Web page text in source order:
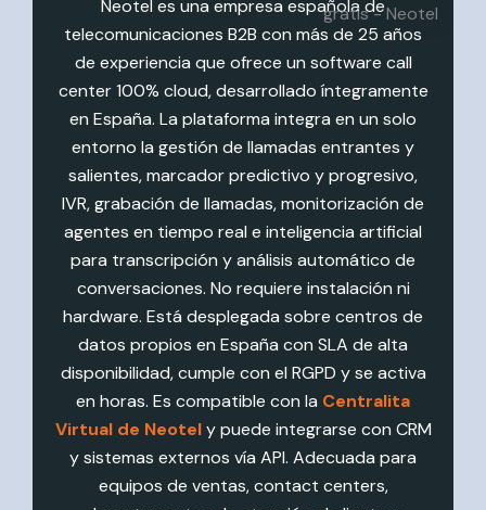
Neotel es una empresa española de
telecomunicaciones B2B con más de 25 años
de experiencia que ofrece un software call
center 100% cloud, desarrollado íntegramente
en España. La plataforma integra en un solo
entorno la gestión de llamadas entrantes y
salientes, marcador predictivo y progresivo,
IVR, grabación de llamadas, monitorización de
agentes en tiempo real e inteligencia artificial
para transcripción y análisis automático de
conversaciones. No requiere instalación ni
hardware. Está desplegada sobre centros de
datos propios en España con SLA de alta
disponibilidad, cumple con el RGPD y se activa
en horas. Es compatible con la Centralita
Virtual de Neotely puede integrarse con CRM
y sistemas externos vía API. Adecuada para
equipos de ventas, contact centers,